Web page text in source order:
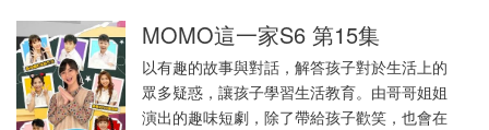
MOMO這一家S6 第15集
以有趣的故事與對話，解答孩子對於生活上的
眾多疑惑，讓孩子學習生活教育。由哥哥姐姐
演出的趣味短劇，除了帶給孩子歡笑，也會在